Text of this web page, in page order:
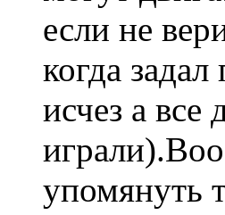
если не
когда
исчез а все
упомянуть